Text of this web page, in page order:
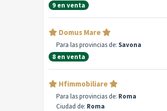
9 en venta
Domus Mare
Para las provincias de: Savona
8 en venta
Hfimmobiliare
Para las provincias de: Roma
Ciudad de: Roma